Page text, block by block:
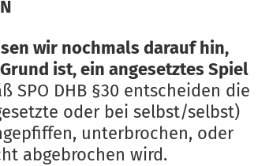
wir nochmals darauf hin,
ist, ein angesetztes Spiel
SPO DHB §30 entscheiden die
oder bei selbst/selbst)
unterbrochen, oder
abgebrochen wird.